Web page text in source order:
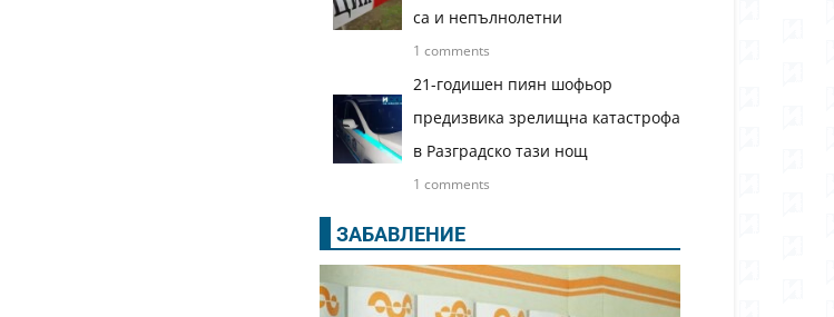
са и непълнолетни
1 comments
21-годишен пиян шофьор
предизвика зрелищна катастрофа
в Разградско тази нощ
1 comments
ЗАБАВЛЕНИЕ